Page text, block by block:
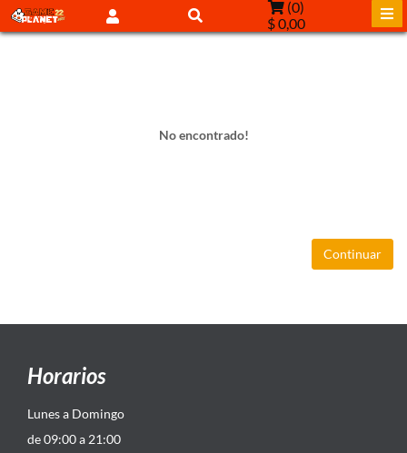
(0)
$ 0,00
No encontrado!
Continuar
Horarios
Lunes a Domingo
de 09:00 a 21:00